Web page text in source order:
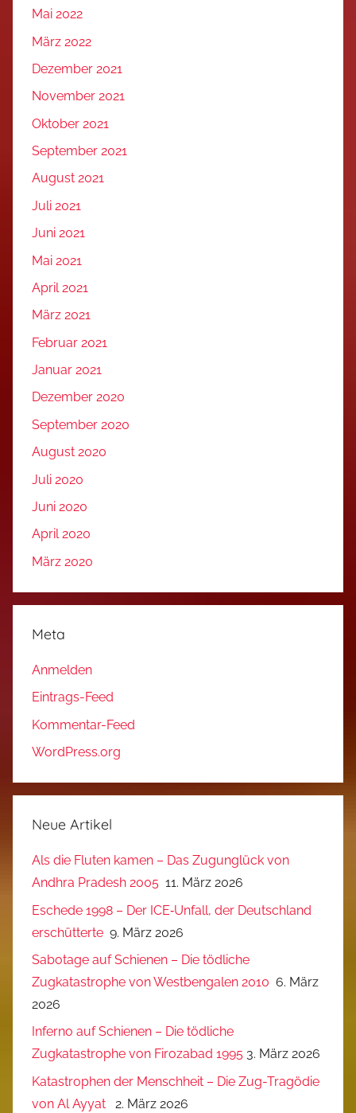
Mai 2022
März 2022
Dezember 2021
November 2021
Oktober 2021
September 2021
August 2021
Juli 2021
Juni 2021
Mai 2021
April 2021
März 2021
Februar 2021
Januar 2021
Dezember 2020
September 2020
August 2020
Juli 2020
Juni 2020
April 2020
März 2020
Meta
Anmelden
Eintrags-Feed
Kommentar-Feed
WordPress.org
Neue Artikel
Als die Fluten kamen – Das Zugunglück von
Andhra Pradesh 2005 11. März 2026
Eschede 1998 – Der ICE‑Unfall, der Deutschland
erschütterte 9. März 2026
Sabotage auf Schienen – Die tödliche
Zugkatastrophe von Westbengalen 2010 6. März
2026
Inferno auf Schienen – Die tödliche
Zugkatastrophe von Firozabad 1995 3. März 2026
Katastrophen der Menschheit – Die Zug-Tragödie
von Al Ayyat
2. März 2026